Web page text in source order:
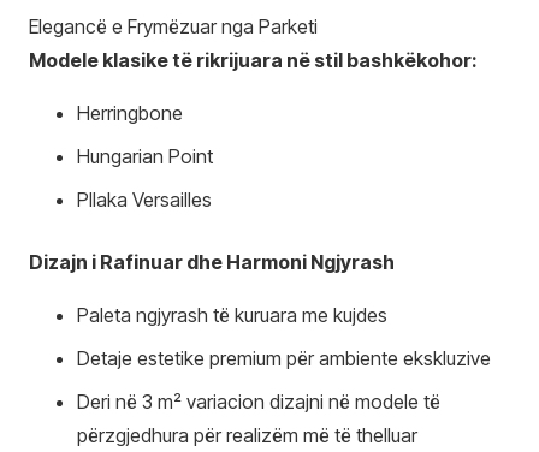
Elegancë e Frymëzuar nga Parketi
Modele klasike të rikrijuara në stil bashkëkohor:
Herringbone
Hungarian Point
Pllaka Versailles
Dizajn i Rafinuar dhe Harmoni Ngjyrash
Paleta ngjyrash të kuruara me kujdes
Detaje estetike premium për ambiente ekskluzive
Deri në 3 m² variacion dizajni në modele të
përzgjedhura për realizëm më të thelluar